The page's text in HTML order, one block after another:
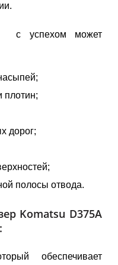
с успехом может
плотин;
дорог;
полосы отвода.
Komatsu D375A
обеспечивает